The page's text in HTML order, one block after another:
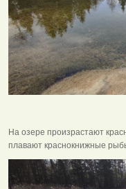
На озере произрастают
плавают краснокнижные